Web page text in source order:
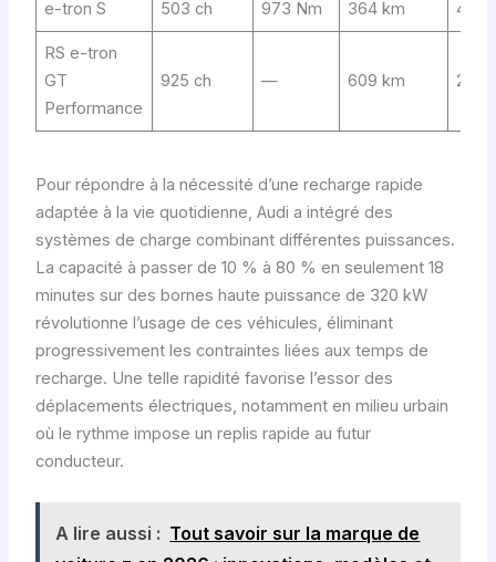
e-tron S 503 ch 973 Nm 364 km 4,5 s
RS e-tron
GT
Performance
925 ch — 609 km 2,5 s
Pour répondre à la nécessité d’une recharge rapide
adaptée à la vie quotidienne, Audi a intégré des
systèmes de charge combinant différentes puissances.
La capacité à passer de 10 % à 80 % en seulement 18
minutes sur des bornes haute puissance de 320 kW
révolutionne l’usage de ces véhicules, éliminant
progressivement les contraintes liées aux temps de
recharge. Une telle rapidité favorise l’essor des
déplacements électriques, notamment en milieu urbain
où le rythme impose un replis rapide au futur
conducteur.
A lire aussi : Tout savoir sur la marque de